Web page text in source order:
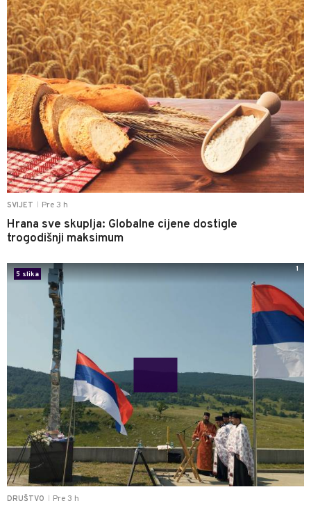
SVIJET Pre 3 h
Hrana sve skuplja: Globalne cijene dostigle
trogodišnji maksimum
DRUŠTVO Pre 3 h
5 slika
1